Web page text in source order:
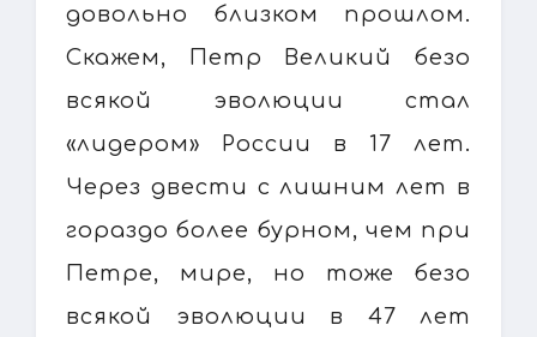
довольно близком прошлом.
Скажем, Петр Великий безо
всякой эволюции стал
«лидером» России в 17 лет.
Через двести с лишним лет в
гораздо более бурном, чем при
Петре, мире, но тоже безо
всякой эволюции в 47 лет